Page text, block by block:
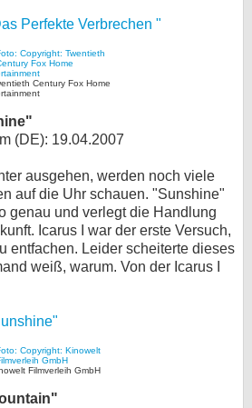
Perfekte Verbrechen "
Century Fox Home
(DE): 19.04.2007
ausgehen, werden noch viele
auf die Uhr schauen. "Sunshine"
genau und verlegt die Handlung
Icarus I war der erste Versuch,
entfachen. Leider scheiterte dieses
weiß, warum. Von der Icarus I
Filmverleih GmbH